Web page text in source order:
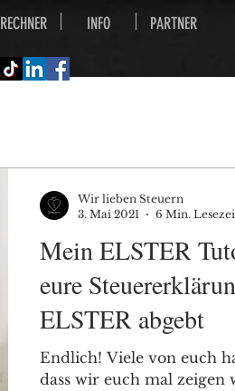
Mein ELSTER
eure
ELSTER abgebt
Endlich! Viele von euch
dass wir euch mal zeigen
Wir lieben Steuern
3. Mai 2021
6 Min.
RECHNER INFO PARTNER